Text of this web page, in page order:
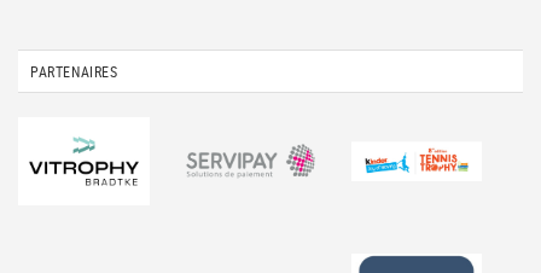
PARTENAIRES